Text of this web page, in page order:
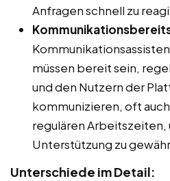
Anfragen schnell zu
müssen bereit sein,
und den Nutzern der
kommunizieren, oft
regulären Arbeitszeiten,
Unterstützung zu
Unterschiede im Detail: